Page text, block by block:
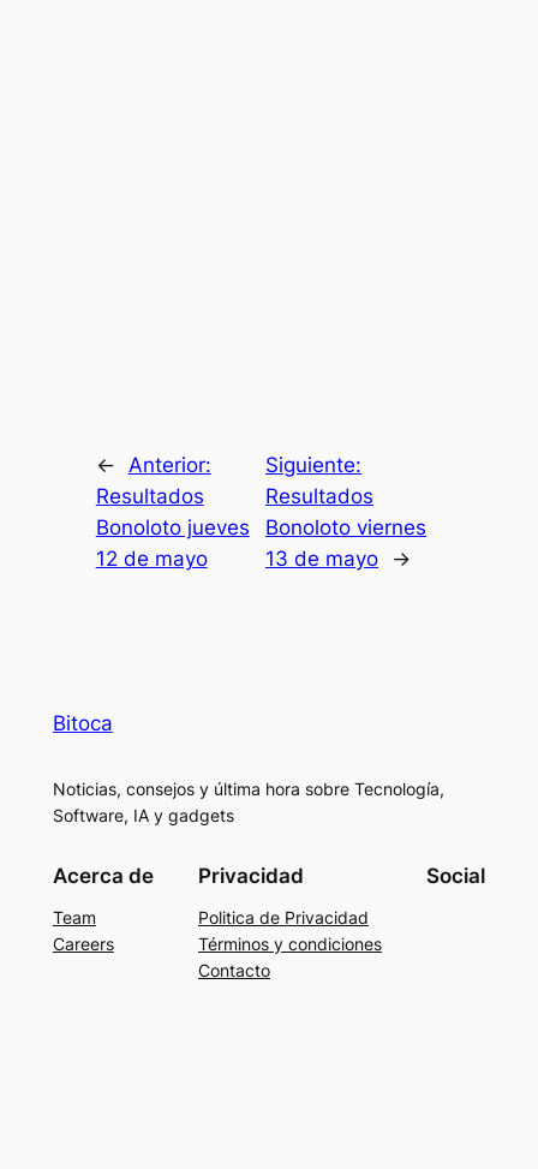
← Anterior:
Resultados
Bonoloto jueves
12 de mayo
Siguiente:
Resultados
Bonoloto viernes
13 de mayo
→
Bitoca
Noticias, consejos y última hora sobre Tecnología,
Software, IA y gadgets
Acerca de
Team
Careers
Privacidad
Politica de Privacidad
Términos y condiciones
Contacto
Social